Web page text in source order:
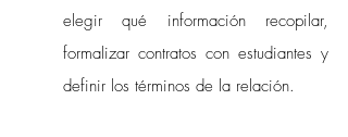
elegir qué información recopilar,
formalizar contratos con estudiantes y
definir los términos de la relación.